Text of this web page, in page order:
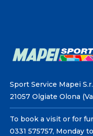
Sport Service Mapei
21057 Olgiate Olona
To book a visit or for
0331 575757, Monday